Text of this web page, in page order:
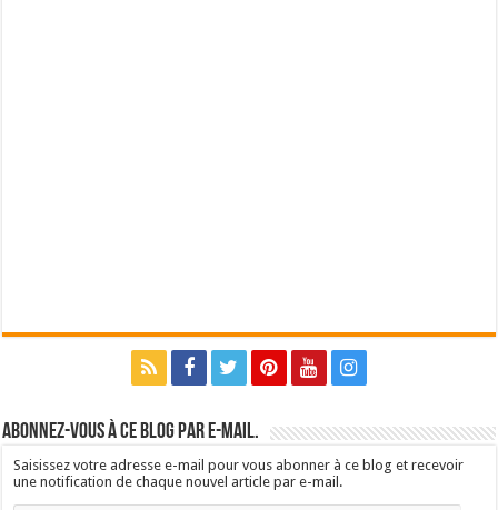
Abonnez-vous à ce blog par e-mail.
Saisissez votre adresse e-mail pour vous abonner à ce blog et recevoir
une notification de chaque nouvel article par e-mail.